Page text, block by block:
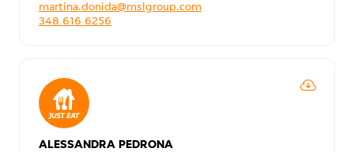
martina.donida@mslgroup.com
348 616 6256
ALESSANDRA PEDRONA